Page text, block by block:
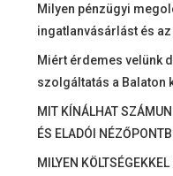
Milyen pénzügyi
ingatlanvásárlást és
Miért érdemes velünk
szolgáltatás a Balaton
MIT KÍNÁLHAT
ÉS ELADÓI
MILYEN